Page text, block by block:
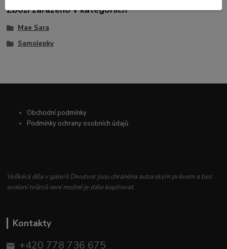
Zboží zařazeno v kategoriích
Mae Sara
Samolepky
Obchodní podmínky
Podmínky ochrany osobních údajů
Veškérá díla v galerii Divutvor jsou chráněna autorským právem a bez
svolení tvůrců není možné je dále kopírovat.
Kontakty
+420 778 736 675